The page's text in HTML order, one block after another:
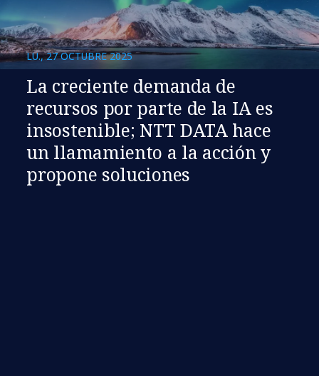
LU., 27 OCTUBRE 2025
La creciente demanda de
recursos por parte de la IA es
insostenible; NTT DATA hace
un llamamiento a la acción y
propone soluciones